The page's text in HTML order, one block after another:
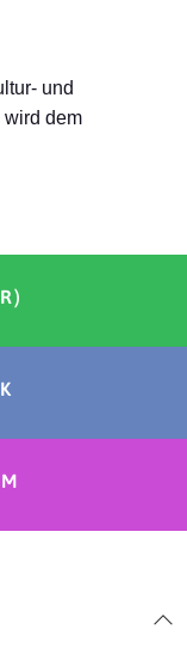
und
wird dem